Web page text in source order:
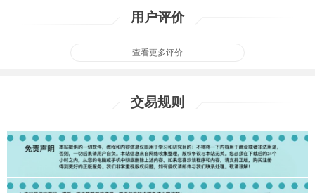
用户评价
查看更多评价
交易规则